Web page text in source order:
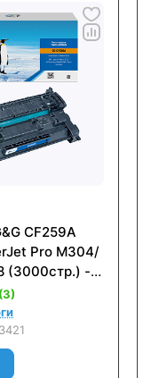
CF259A
Pro M304/
(3000стр.) - с
чипом